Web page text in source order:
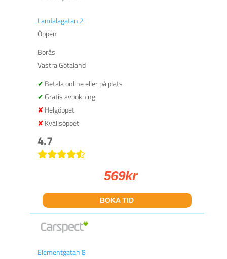
Landalagatan 2
Öppen
Borås
Västra Götaland
Betala online eller på plats
Gratis avbokning
Helgöppet
Kvällsöppet
4.7
569kr
BOKA TID
Elementgatan 8